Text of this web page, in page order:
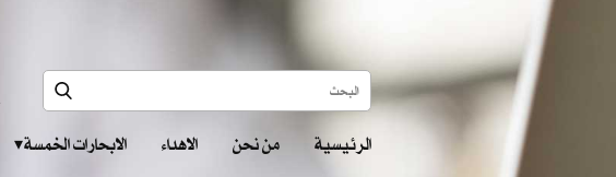
الرئيسية من نحن الاهداء الابحارات الخمسة ‎ ‎ ‎